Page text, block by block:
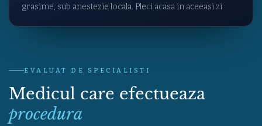
grasime, sub anestezie locala. Pleci acasa in aceeasi zi.
EVALUAT DE SPECIALISTI
Medicul care efectueaza
procedura